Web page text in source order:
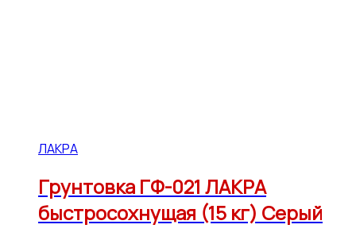
ЛАКРА
Грунтовка ГФ-021 ЛАКРА
быстросохнущая (15 кг) Серый